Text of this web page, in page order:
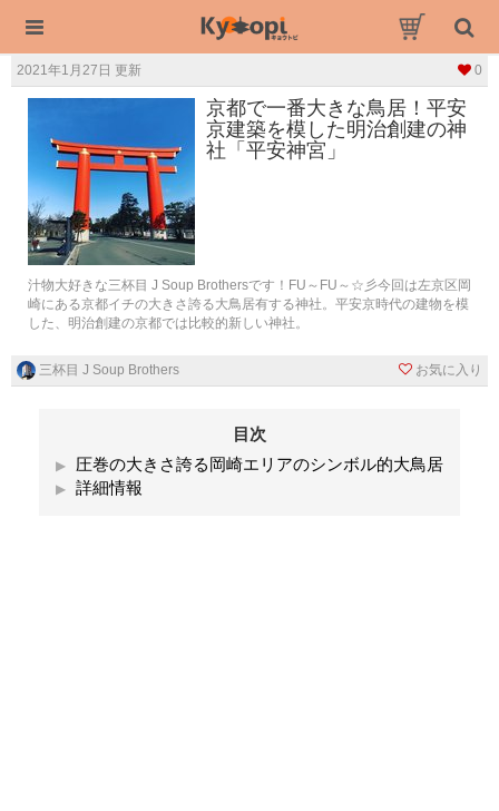
2021年1月27日 更新 0
京都で一番大きな鳥居！平安
京建築を模した明治創建の神
社「平安神宮」
汁物大好きな三杯目 J Soup Brothersです！FU～FU～☆彡今回は左京区岡
崎にある京都イチの大きさ誇る大鳥居有する神社。平安京時代の建物を模
した、明治創建の京都では比較的新しい神社。
三杯目 J Soup Brothers お気に入り
目次
圧巻の大きさ誇る岡崎エリアのシンボル的大鳥居
詳細情報